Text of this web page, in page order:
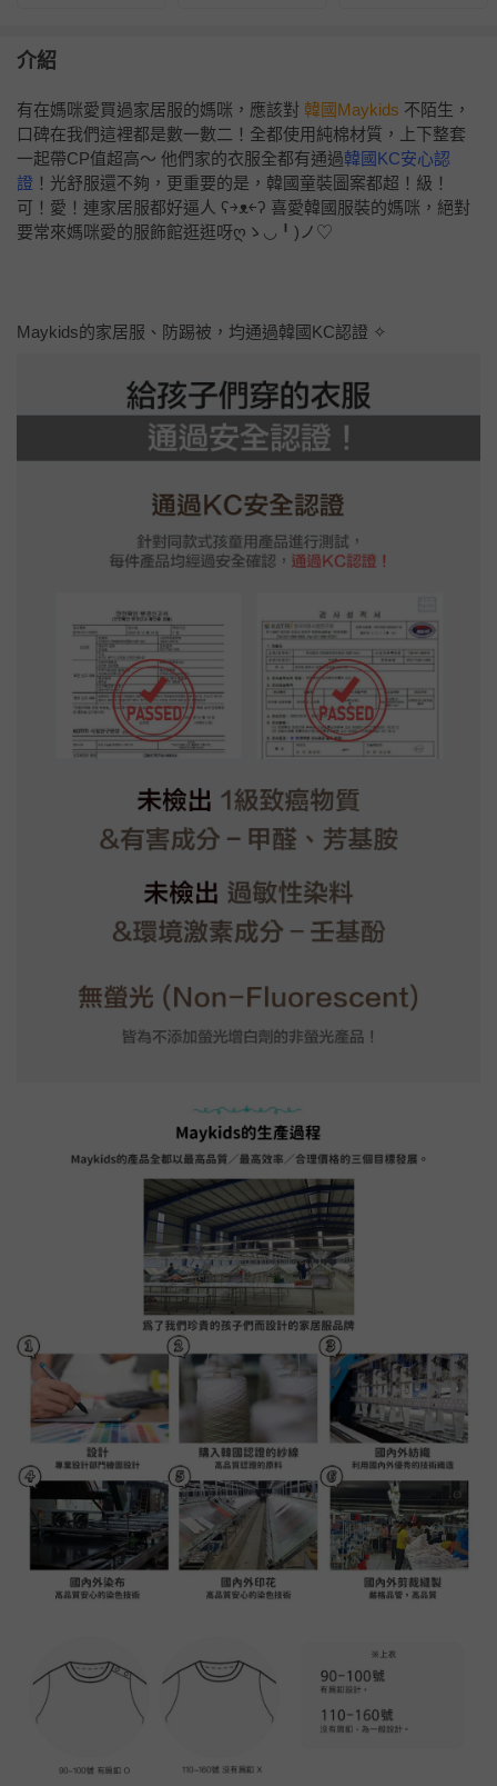
介紹
有在媽咪愛買過家居服的媽咪，應該對 韓國Maykids 不陌生，
口碑在我們這裡都是數一數二！全都使用純棉材質，上下整套
一起帶CP值超高～ 他們家的衣服全都有通過韓國KC安心認
證 ！光舒服還不夠，更重要的是，韓國童裝圖案都超！級！
可！愛！連家居服都好逼人 ʕ￫ᴥ￩ʔ 喜愛韓國服裝的媽咪，絕對
要常來媽咪愛的服飾館逛逛呀ღゝ◡╹)ノ♡